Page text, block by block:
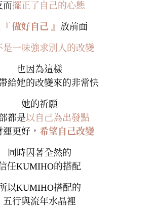
而擺正了自己的心態
『 做好自己 』 放前面
是一味強求別人的改變
也因為這樣
給她的改變來的非常快
她的祈願
都是以自己為出發點
更好， 希望自己改變
同時因著全然的
任KUMIHO的搭配
以KUMIHO搭配的
五行與流年水晶裡